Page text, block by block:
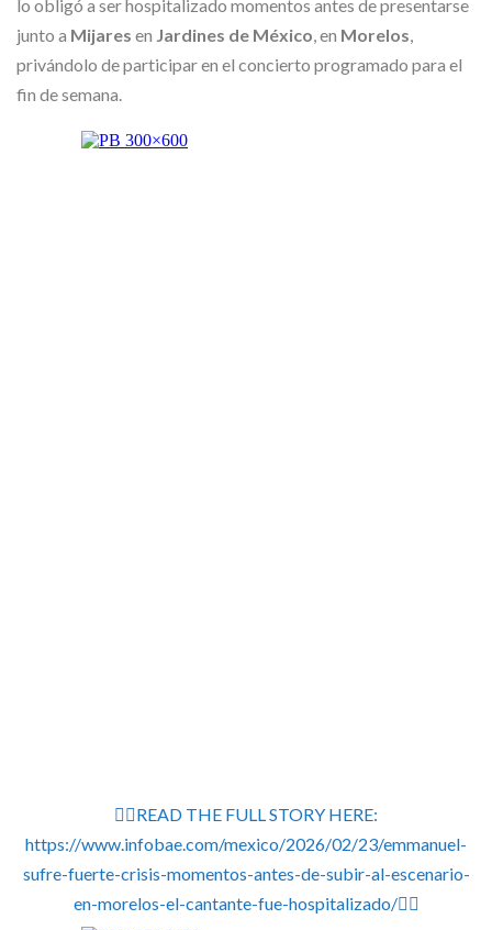
lo obligó a ser hospitalizado momentos antes de presentarse
junto a Mijares en Jardines de México , en Morelos
privándolo de participar en el concierto programado para el
fin de semana.
👉🏽READ THE FULL STORY HERE:
https://www.infobae.com/mexico/2026/02/23/emmanuel-
sufre-fuerte-crisis-momentos-antes-de-subir-al-escenario-
en-morelos-el-cantante-fue-hospitalizado/👈🏽